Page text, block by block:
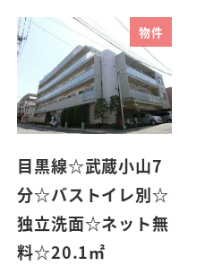
物件
目黒線☆武蔵小山7
分☆バストイレ別☆
独立洗面☆ネット無
料☆20.1㎡